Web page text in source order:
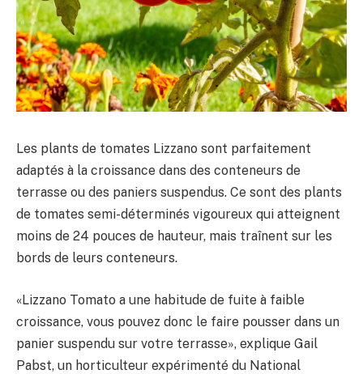
Les plants de tomates Lizzano sont parfaitement
adaptés à la croissance dans des conteneurs de
terrasse ou des paniers suspendus. Ce sont des plants
de tomates semi-déterminés vigoureux qui atteignent
moins de 24 pouces de hauteur, mais traînent sur les
bords de leurs conteneurs.
«Lizzano Tomato a une habitude de fuite à faible
croissance, vous pouvez donc le faire pousser dans un
panier suspendu sur votre terrasse», explique Gail
Pabst, un horticulteur expérimenté du National